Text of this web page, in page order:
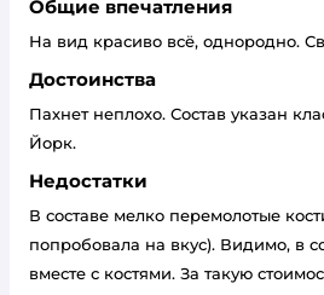
Общие впечатления
На вид красиво всё, однородно.
Достоинства
Пахнет неплохо. Состав указан
Йорк.
Недостатки
В составе мелко перемолотые
попробовала на вкус). Видимо, в
вместе с костями. За такую